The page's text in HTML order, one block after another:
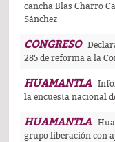
cancha Blas Charro
Sánchez
CONGRESO
285 de reforma a la
HUAMANTLA
la encuesta nacional
HUAMANTLA
grupo liberación con